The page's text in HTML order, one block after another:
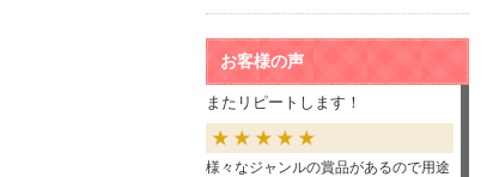
お客様の声
またリピートします！
様々なジャンルの賞品があるので用途